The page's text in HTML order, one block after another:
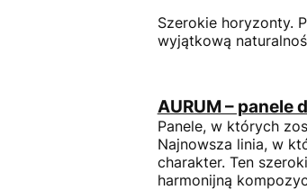
Szerokie horyzonty.
wyjątkową
AURUM – panele
Panele, w których
Najnowsza linia, w
charakter. Ten
harmonijną